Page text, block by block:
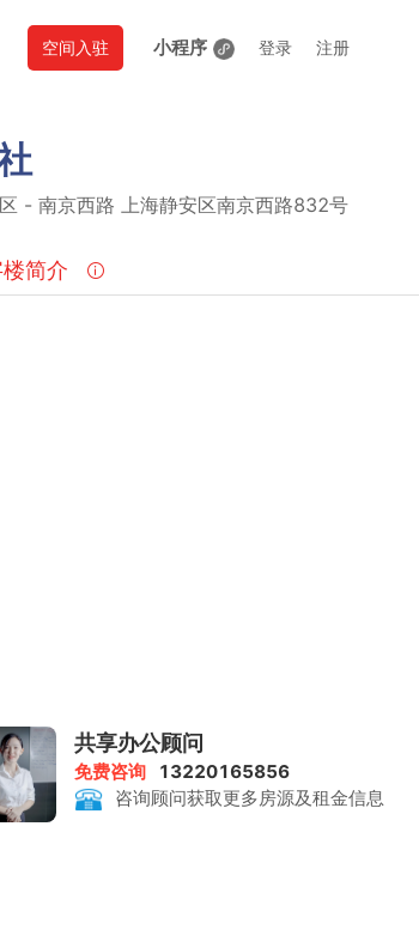
空间入驻 小程序 登录 注册
- 南京西路 上海静安区南京西路832号
简介
共享办公顾问
免费咨询
13220165856
咨询顾问获取更多房源及租金信息